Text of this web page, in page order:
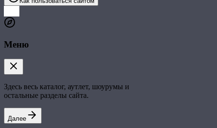
Меню
Здесь весь каталог, аутлет, шоурумы и
остальные разделы сайта.
Далее